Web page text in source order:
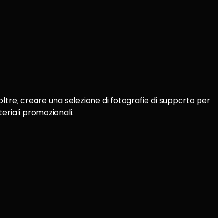
creare una selezione di fotografie di supporto per
promozionali.